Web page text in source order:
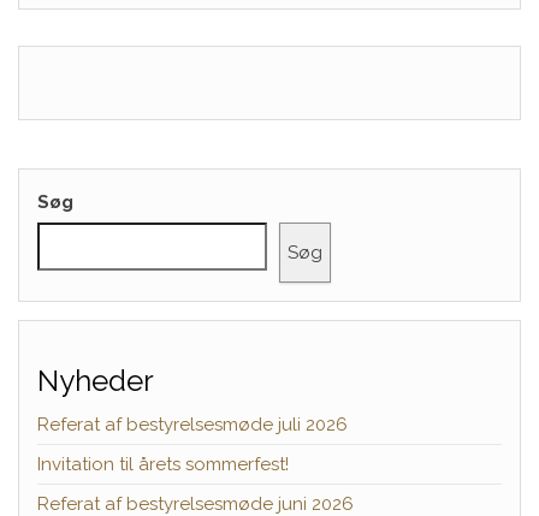
Søg
Søg
Nyheder
Referat af bestyrelsesmøde juli 2026
Invitation til årets sommerfest!
Referat af bestyrelsesmøde juni 2026